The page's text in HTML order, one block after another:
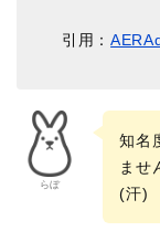
引用：
らぼ
知名
ませ
(汗)